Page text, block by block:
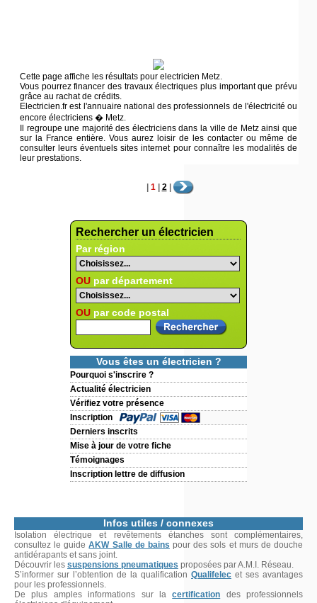
Rechercher un électricien
Par région
OU par département
OU par code postal
Vous êtes un électricien ?
Pourquoi s'inscrire ?
Actualité électricien
Vérifiez votre présence
Inscription
Derniers inscrits
Mise à jour de votre fiche
Témoignages
Inscription lettre de diffusion
Cette page affiche les résultats pour electricien Metz.
Vous pourrez financer des travaux électriques plus important que prévu
grâce au rachat de crédits.
Electricien.fr est l'annuaire national des professionnels de l'électricité ou
encore électriciens � Metz.
Il regroupe une majorité des électriciens dans la ville de Metz ainsi que
sur la France entière. Vous aurez loisir de les contacter ou même de
consulter leurs éventuels sites internet pour connaître les modalités de
leur prestations.
| 1 | 2 |
Infos utiles / connexes
Isolation électrique et revêtements étanches sont complémentaires,
consultez le guideAKW Salle de bains pour des sols et murs de douche
antidérapants et sans joint.
Découvrir les suspensions pneumatiques proposées par A.M.I. Réseau.
S’informer sur l’obtention de la qualification Qualifelec et ses avantages
pour les professionnels.
De plus amples informations sur lacertification des professionnels